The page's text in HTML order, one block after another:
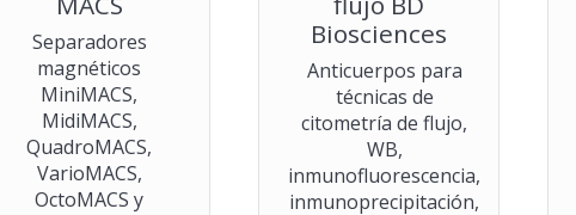
Separadores
magnéticos
MiniMACS,
MidiMACS,
QuadroMACS,
VarioMACS,
OctoMACS y
Biosciences
Anticuerpos para
técnicas de
citometría de flujo,
WB,
inmunofluorescencia,
inmunoprecipitación,